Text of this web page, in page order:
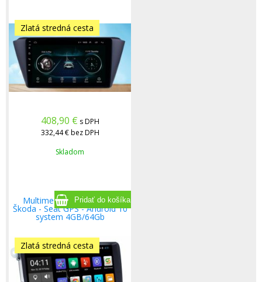
Zlatá stredná cesta
408,90 € s DPH
332,44 € bez DPH
Skladom
Multimediálne rádio VW -
Škoda - Seat GPS - Android 10
system 4GB/64Gb
Zlatá stredná cesta